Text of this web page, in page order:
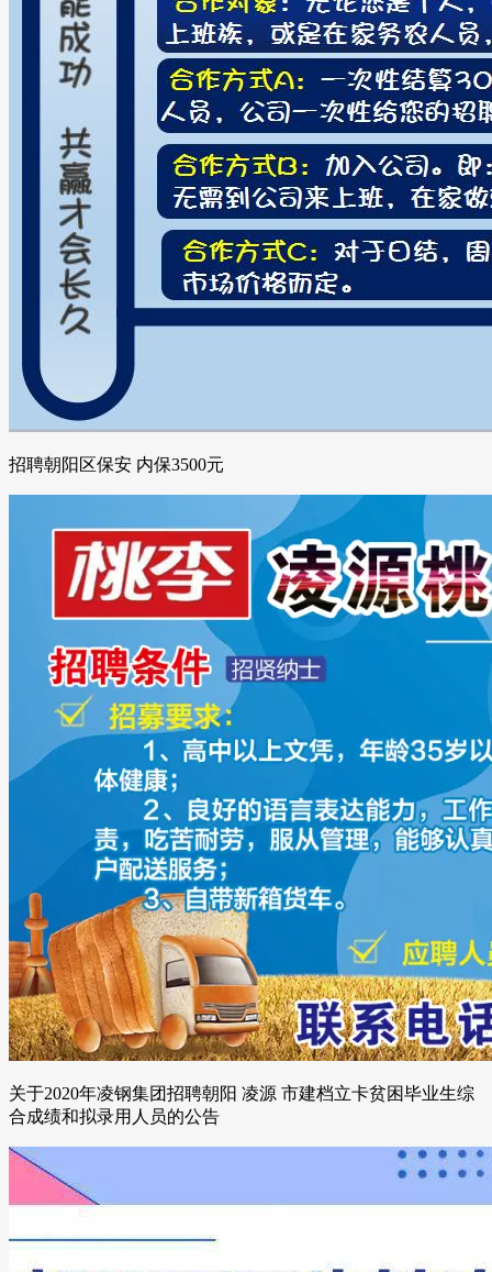
招聘朝阳区保安 内保3500元
关于2020年凌钢集团招聘朝阳 凌源 市建档立卡贫困毕业生综
合成绩和拟录用人员的公告